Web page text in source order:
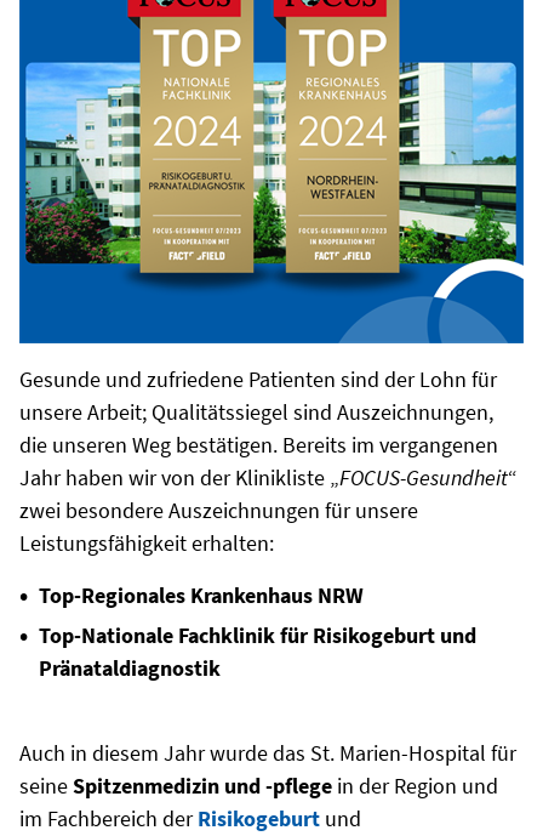
Gesunde und zufriedene Patienten sind der Lohn für
unsere Arbeit; Qualitätssiegel sind Auszeichnungen,
die unseren Weg bestätigen. Bereits im vergangenen
Jahr haben wir von der Klinikliste „FOCUS-Gesundheit“
zwei besondere Auszeichnungen für unsere
Leistungsfähigkeit erhalten:
Top-Regionales Krankenhaus NRW
Top-Nationale Fachklinik für Risikogeburt und
Pränataldiagnostik
Auch in diesem Jahr wurde das St. Marien-Hospital für
seineSpitzenmedizin und -pflege in der Region und
im Fachbereich derRisikogeburt und